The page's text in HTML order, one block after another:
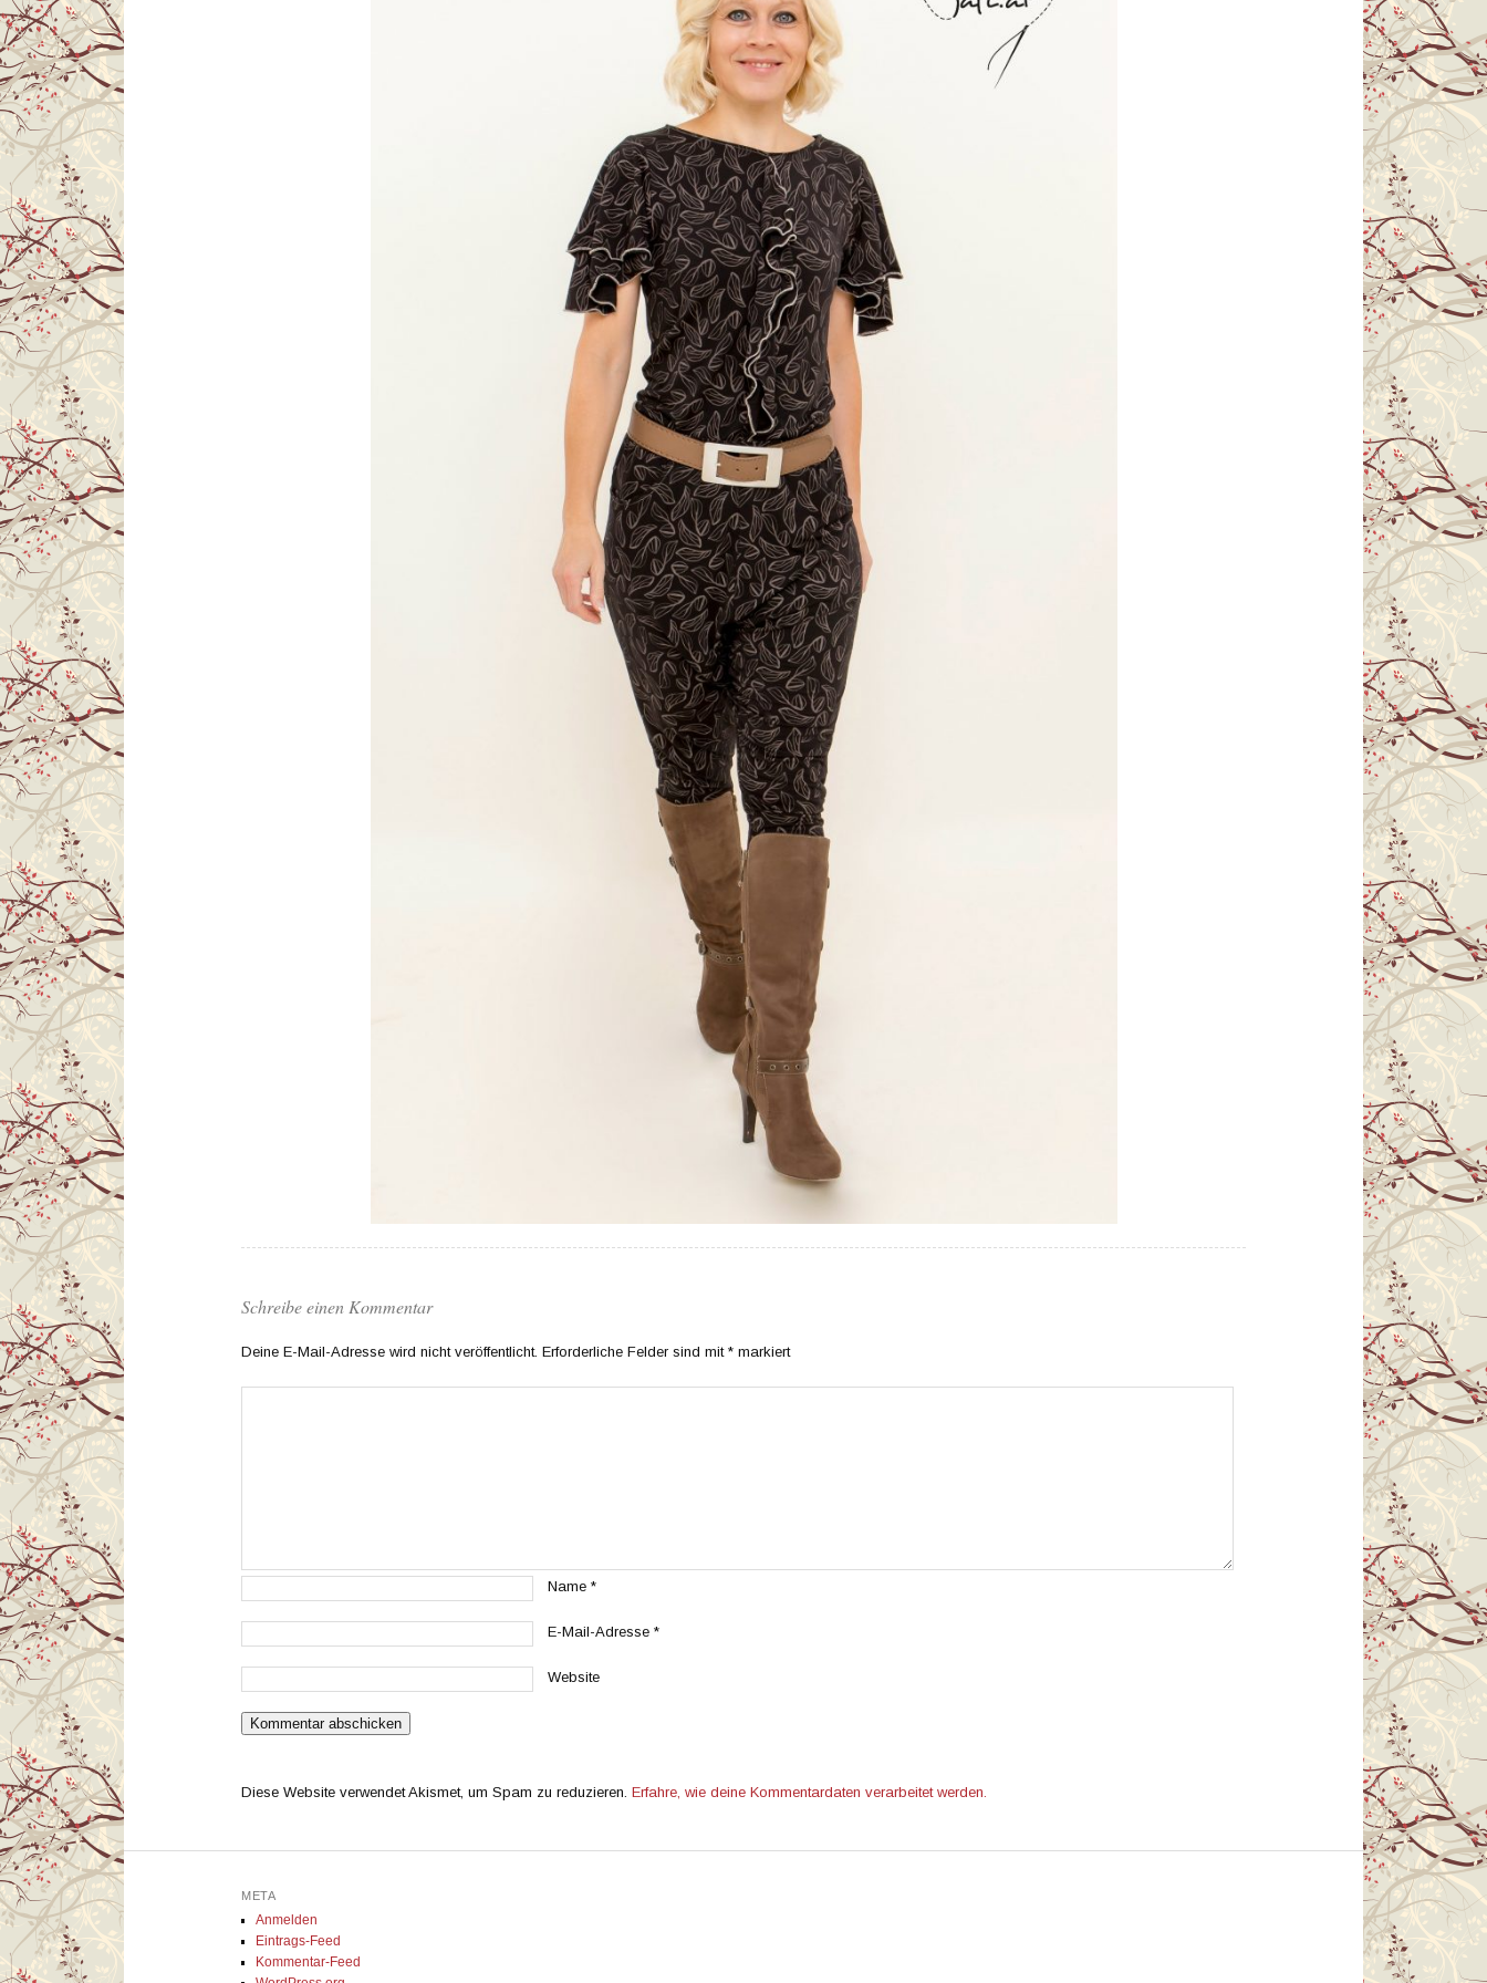
Schreibe einen Kommentar
Deine E-Mail-Adresse wird nicht veröffentlicht. Erforderliche Felder sind mit * markiert
Name *
E-Mail-Adresse *
Website
Diese Website verwendet Akismet, um Spam zu reduzieren. Erfahre, wie deine Kommentardaten verarbeitet werden.
META
Anmelden
Eintrags-Feed
Kommentar-Feed